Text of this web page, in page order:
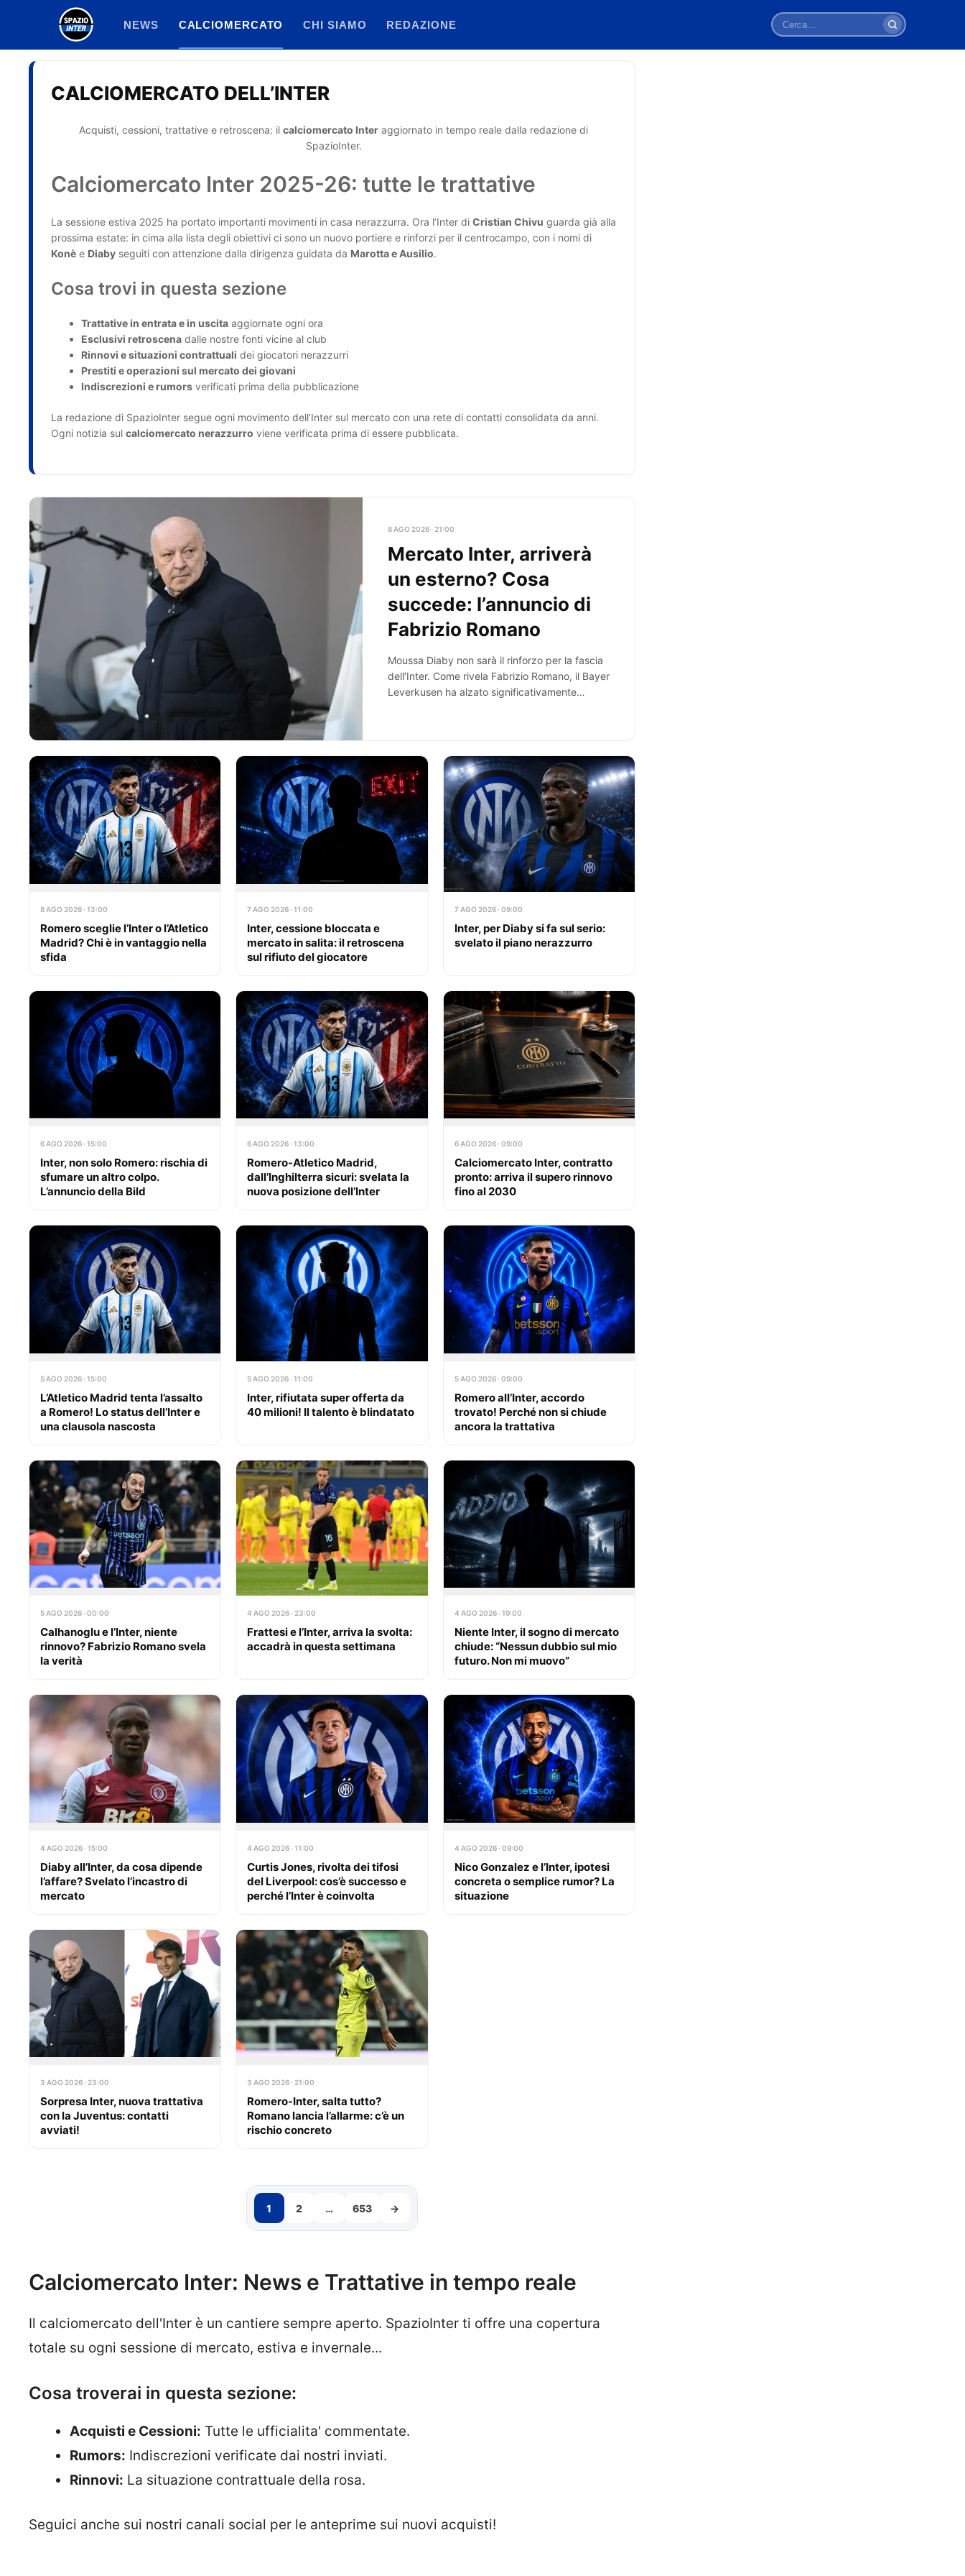
contenuto
NEWS CALCIOMERCATO CHI SIAMO REDAZIONE
Cerca
CALCIOMERCATO DELL’INTER
Acquisti, cessioni, trattative e retroscena: ilcalciomercato Inter aggiornato in tempo reale dalla redazione di
SpazioInter.
Calciomercato Inter 2025-26: tutte le trattative
La sessione estiva 2025 ha portato importanti movimenti in casa nerazzurra. Ora l’Inter di Cristian Chivu guarda già alla
prossima estate: in cima alla lista degli obiettivi ci sono un nuovo portiere e rinforzi per il centrocampo, con i nomi di
Konè e Diaby seguiti con attenzione dalla dirigenza guidata da Marotta e Ausilio.
Cosa trovi in questa sezione
Trattative in entrata e in uscita aggiornate ogni ora
Esclusivi retroscena dalle nostre fonti vicine al club
Rinnovi e situazioni contrattuali dei giocatori nerazzurri
Prestiti e operazioni sul mercato dei giovani
Indiscrezioni e rumors verificati prima della pubblicazione
La redazione di SpazioInter segue ogni movimento dell’Inter sul mercato con una rete di contatti consolidata da anni.
Ogni notizia sul calciomercato nerazzurro viene verificata prima di essere pubblicata.
8 AGO 2026 · 21:00
Mercato Inter, arriverà
un esterno? Cosa
succede: l’annuncio di
Fabrizio Romano
Moussa Diaby non sarà il rinforzo per la fascia
dell’Inter. Come rivela Fabrizio Romano, il Bayer
Leverkusen ha alzato significativamente
8 AGO 2026 · 13:00
Romero sceglie l’Inter o l’Atletico
Madrid? Chi è in vantaggio nella
sfida
7 AGO 2026 · 11:00
Inter, cessione bloccata e
mercato in salita: il retroscena
sul rifiuto del giocatore
7 AGO 2026 · 09:00
Inter, per Diaby si fa sul serio:
svelato il piano nerazzurro
6 AGO 2026 · 15:00
Inter, non solo Romero: rischia di
sfumare un altro colpo.
L’annuncio della Bild
6 AGO 2026 · 13:00
Romero-Atletico Madrid,
dall’Inghilterra sicuri: svelata la
nuova posizione dell’Inter
6 AGO 2026 · 09:00
Calciomercato Inter, contratto
pronto: arriva il supero rinnovo
fino al 2030
5 AGO 2026 · 15:00
L’Atletico Madrid tenta l’assalto
a Romero! Lo status dell’Inter e
una clausola nascosta
5 AGO 2026 · 11:00
Inter, rifiutata super offerta da
40 milioni! Il talento è blindatato
5 AGO 2026 · 09:00
Romero all’Inter, accordo
trovato! Perché non si chiude
ancora la trattativa
5 AGO 2026 · 00:00
Calhanoglu e l’Inter, niente
rinnovo? Fabrizio Romano svela
la verità
4 AGO 2026 · 23:00
Frattesi e l’Inter, arriva la svolta:
accadrà in questa settimana
4 AGO 2026 · 19:00
Niente Inter, il sogno di mercato
chiude: “Nessun dubbio sul mio
futuro. Non mi muovo”
4 AGO 2026 · 15:00
Diaby all’Inter, da cosa dipende
l’affare? Svelato l’incastro di
mercato
4 AGO 2026 · 11:00
Curtis Jones, rivolta dei tifosi
del Liverpool: cos’è successo e
perché l’Inter è coinvolta
4 AGO 2026 · 09:00
Nico Gonzalez e l’Inter, ipotesi
concreta o semplice rumor? La
situazione
3 AGO 2026 · 23:00
Sorpresa Inter, nuova trattativa
con la Juventus: contatti
avviati!
3 AGO 2026 · 21:00
Romero-Inter, salta tutto?
Romano lancia l’allarme: c’è un
rischio concreto
1 2 … 653 →
Calciomercato Inter: News e Trattative in tempo reale
Il calciomercato dell'Inter è un cantiere sempre aperto. SpazioInter ti offre una copertura
totale su ogni sessione di mercato, estiva e invernale...
Cosa troverai in questa sezione:
Acquisti e Cessioni: Tutte le ufficialita' commentate.
Rumors: Indiscrezioni verificate dai nostri inviati.
Rinnovi: La situazione contrattuale della rosa.
Seguici anche sui nostri canali social per le anteprime sui nuovi acquisti!